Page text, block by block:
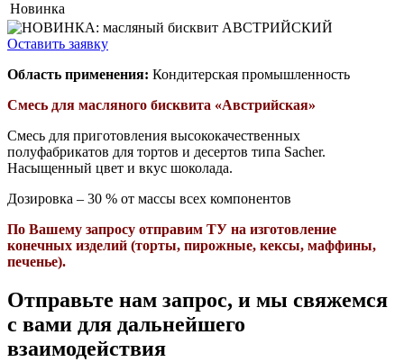
Новинка
Оставить заявку
Область применения: Кондитерская промышленность
Смесь для масляного бисквита «Австрийская»
Смесь для приготовления высококачественных
полуфабрикатов для тортов и десертов типа Sacher.
Насыщенный цвет и вкус шоколада.
Дозировка – 30 % от массы всех компонентов
По Вашему запросу отправим ТУ на изготовление
конечных изделий (торты, пирожные, кексы, маффины,
печенье).
Отправьте нам запрос, и мы свяжемся
с вами для дальнейшего
взаимодействия